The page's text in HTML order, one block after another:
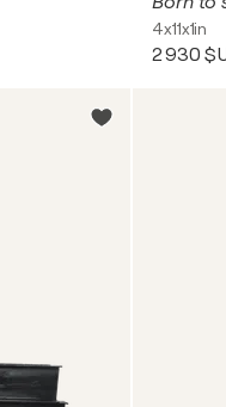
4x11x1in
2 930